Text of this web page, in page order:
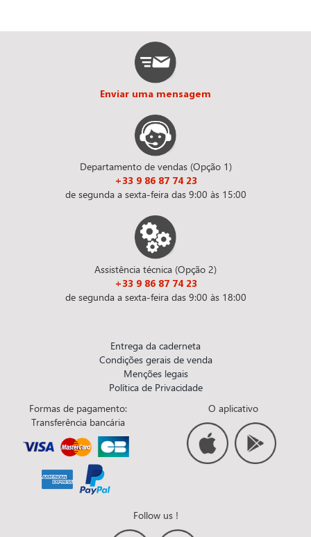
Enviar uma mensagem
Departamento de vendas (Opção 1)
+33 9 86 87 74 23
de segunda a sexta-feira das 9:00 às 15:00
Assistência técnica (Opção 2)
+33 9 86 87 74 23
de segunda a sexta-feira das 9:00 às 18:00
Entrega da caderneta
Condições gerais de venda
Menções legais
Política de Privacidade
Formas de pagamento:
Transferência bancária
O aplicativo
Follow us !